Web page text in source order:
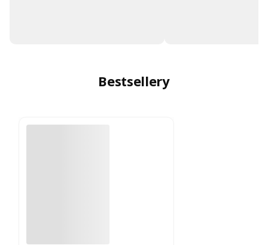
Bestsellery